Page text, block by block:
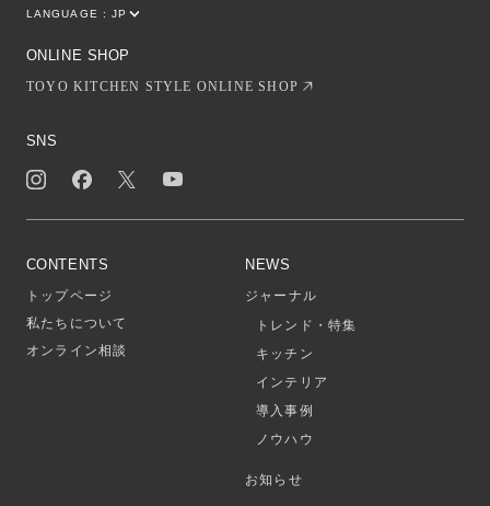
LANGUAGE : JP
ONLINE SHOP
TOYO KITCHEN STYLE ONLINE SHOP
SNS
CONTENTS
トップページ
私たちについて
オンライン相談
NEWS
ジャーナル
トレンド・特集
キッチン
インテリア
導入事例
ノウハウ
お知らせ